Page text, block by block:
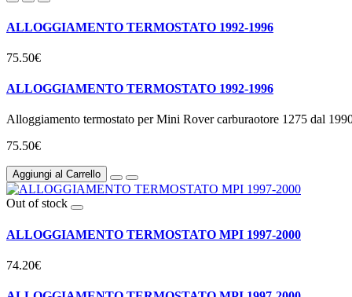
ALLOGGIAMENTO TERMOSTATO 1992-1996
75.50€
ALLOGGIAMENTO TERMOSTATO 1992-1996
Alloggiamento termostato per Mini Rover carburaotore 1275 dal
75.50€
Aggiungi al Carrello
Out of stock
ALLOGGIAMENTO TERMOSTATO MPI 1997-2000
74.20€